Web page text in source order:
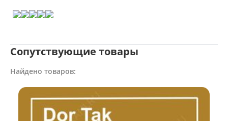
Сопутствующие товары
Найдено товаров: